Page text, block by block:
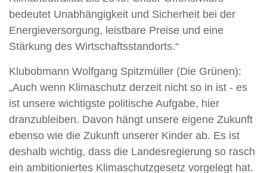
bedeutet Unabhängigkeit und Sicherheit bei der
Energieversorgung, leistbare Preise und eine
Stärkung des Wirtschaftsstandorts.“
Klubobmann Wolfgang Spitzmüller (Die Grünen):
„Auch wenn Klimaschutz derzeit nicht so in ist - es
ist unsere wichtigste politische Aufgabe, hier
dranzubleiben. Davon hängt unsere eigene Zukunft
ebenso wie die Zukunft unserer Kinder ab. Es ist
deshalb wichtig, dass die Landesregierung so rasch
ein ambitioniertes Klimaschutzgesetz vorgelegt hat.